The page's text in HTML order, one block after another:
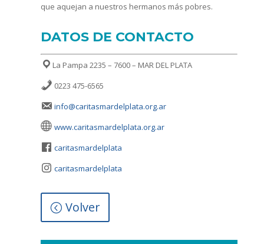
que aquejan a nuestros hermanos más pobres.
DATOS DE CONTACTO
La Pampa 2235 – 7600 – MAR DEL PLATA
0223 475-6565
info@caritasmardelplata.org.ar
www.caritasmardelplata.org.ar
caritasmardelplata
caritasmardelplata
Volver